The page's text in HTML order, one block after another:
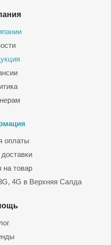
оплаты
на товар
4G в Верхняя Салда